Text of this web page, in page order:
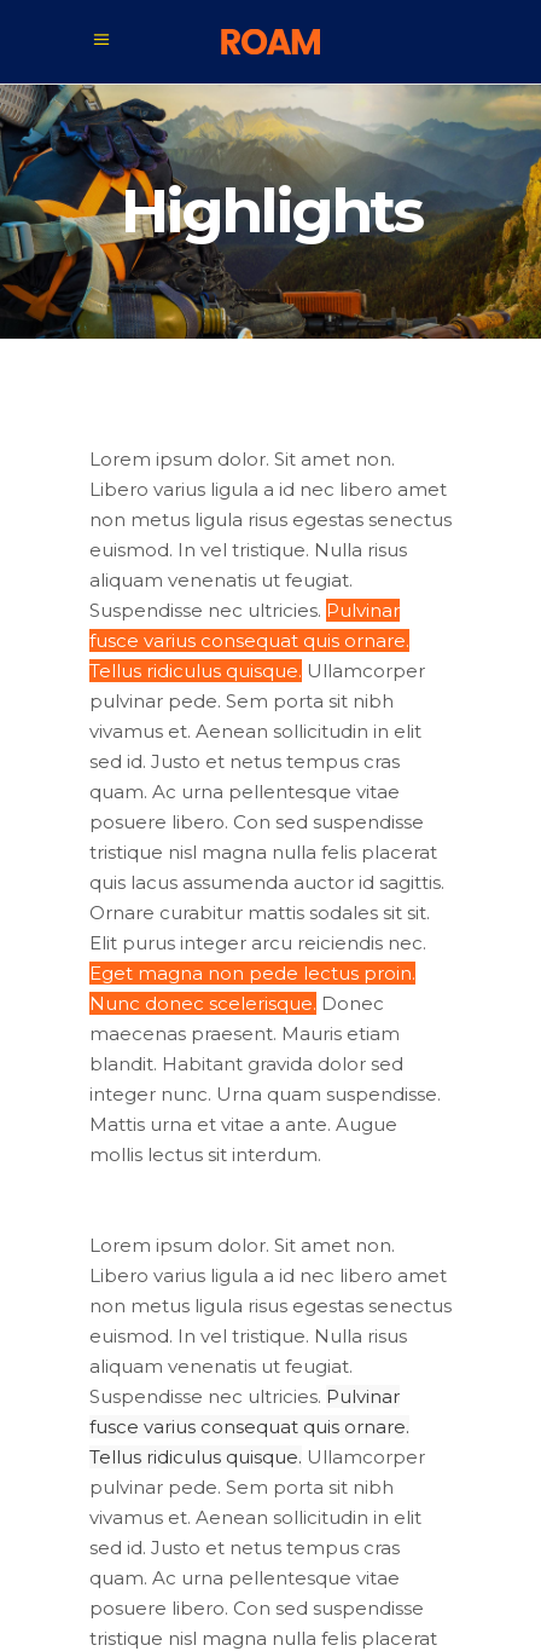
Highlights
Lorem ipsum dolor. Sit amet non.
Libero varius ligula a id nec libero amet
non metus ligula risus egestas senectus
euismod. In vel tristique. Nulla risus
aliquam venenatis ut feugiat.
Suspendisse nec ultricies. Pulvinar
fusce varius consequat quis ornare.
Tellus ridiculus quisque. Ullamcorper
pulvinar pede. Sem porta sit nibh
vivamus et. Aenean sollicitudin in elit
sed id. Justo et netus tempus cras
quam. Ac urna pellentesque vitae
posuere libero. Con sed suspendisse
tristique nisl magna nulla felis placerat
quis lacus assumenda auctor id sagittis.
Ornare curabitur mattis sodales sit sit.
Elit purus integer arcu reiciendis nec.
Eget magna non pede lectus proin.
Nunc donec scelerisque. Donec
maecenas praesent. Mauris etiam
blandit. Habitant gravida dolor sed
integer nunc. Urna quam suspendisse.
Mattis urna et vitae a ante. Augue
mollis lectus sit interdum.
Lorem ipsum dolor. Sit amet non.
Libero varius ligula a id nec libero amet
non metus ligula risus egestas senectus
euismod. In vel tristique. Nulla risus
aliquam venenatis ut feugiat.
Suspendisse nec ultricies. Pulvinar
fusce varius consequat quis ornare.
Tellus ridiculus quisque. Ullamcorper
pulvinar pede. Sem porta sit nibh
vivamus et. Aenean sollicitudin in elit
sed id. Justo et netus tempus cras
quam. Ac urna pellentesque vitae
posuere libero. Con sed suspendisse
tristique nisl magna nulla felis placerat